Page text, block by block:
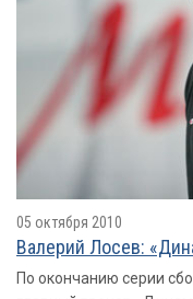
05 октября 2010
Валерий Лосев:
По окончанию серии